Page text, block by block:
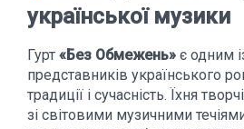
української музики
Гурт «Без Обмежень» є одним
представників українського
традиції і сучасність. Їхня
зі світовими музичними